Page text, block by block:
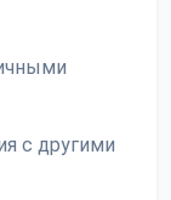
с другими